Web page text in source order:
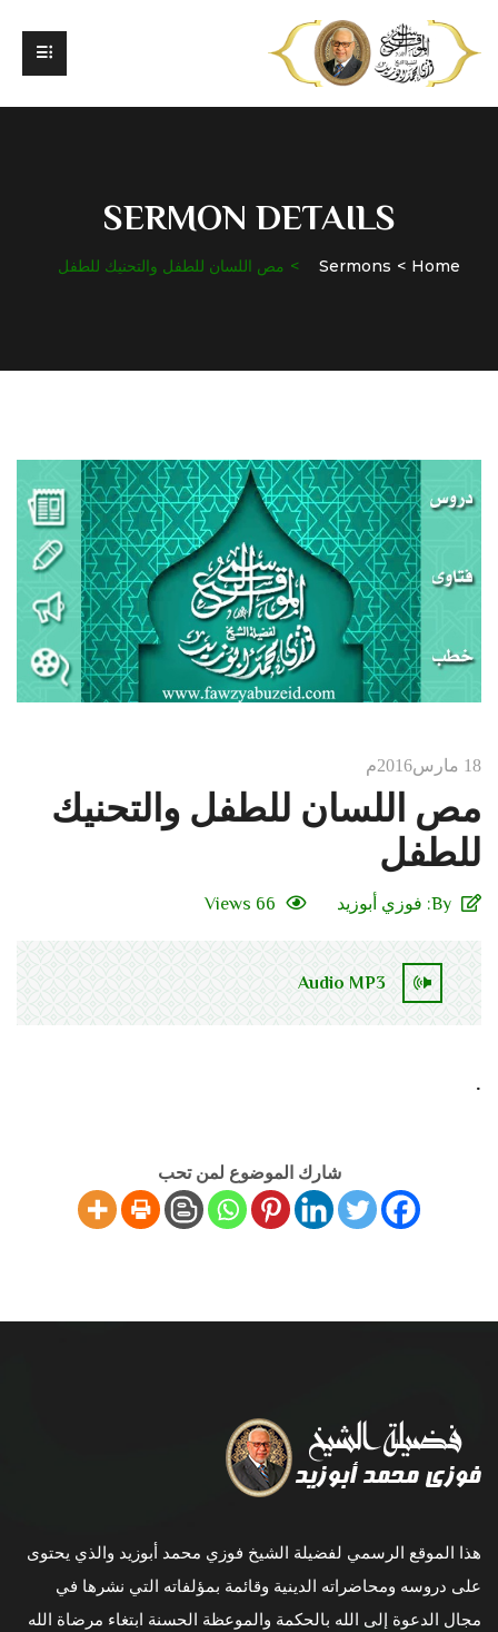
SERMON DETAILS
Home
Sermons مص اللسان للطفل والتحنيك للطفل
18 مارس2016م
مص اللسان للطفل والتحنيك
للطفل
By: فوزي أبوزيد 66 Views
Audio MP3
.
شارك الموضوع لمن تحب
هذا الموقع الرسمي لفضيلة الشيخ فوزي محمد أبوزيد والذي يحتوى
على دروسه ومحاضراته الدينية وقائمة بمؤلفاته التي نشرها في
مجال الدعوة إلى الله بالحكمة والموعظة الحسنة ابتغاء مرضاة الله